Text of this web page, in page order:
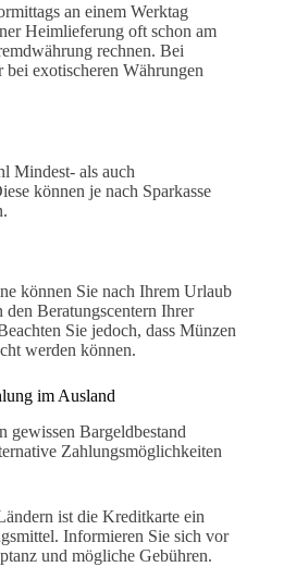
an einem Werktag
Heimlieferung oft schon am
rechnen. Bei
exotischeren Währungen
Mindest- als auch
können je nach Sparkasse
können Sie nach Ihrem Urlaub
Beratungscentern Ihrer
Sie jedoch, dass Münzen
werden können.
im Ausland
gewissen Bargeldbestand
Zahlungsmöglichkeiten
ist die Kreditkarte ein
Informieren Sie sich vor
und mögliche Gebühren.